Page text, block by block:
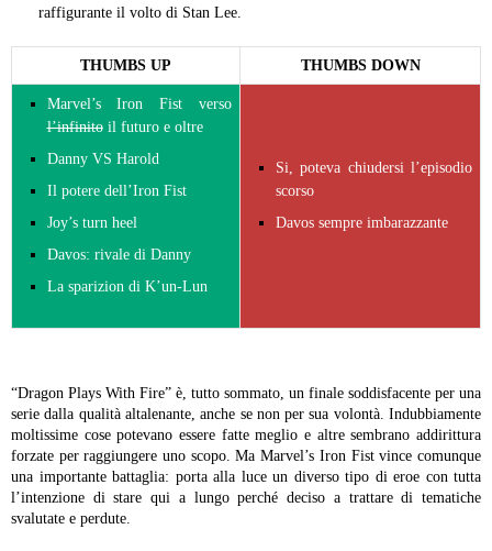
raffigurante il volto di Stan Lee.
THUMBS UP THUMBS DOWN
Marvel’s Iron Fist verso
l’infinitoil futuro e oltre
Danny VS Harold
Il potere dell’Iron Fist
Joy’s turn heel
Davos: rivale di Danny
La sparizion di K’un-Lun
Si, poteva chiudersi l’episodio
scorso
Davos sempre imbarazzante
“Dragon Plays With Fire” è, tutto sommato, un finale soddisfacente per una
serie dalla qualità altalenante, anche se non per sua volontà. Indubbiamente
moltissime cose potevano essere fatte meglio e altre sembrano addirittura
forzate per raggiungere uno scopo. Ma Marvel’s Iron Fist vince comunque
una importante battaglia: porta alla luce un diverso tipo di eroe con tutta
l’intenzione di stare qui a lungo perché deciso a trattare di tematiche
svalutate e perdute.